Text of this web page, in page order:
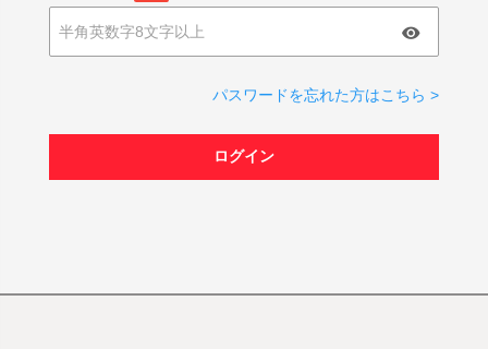
パスワードを忘れた方はこちら >
ログイン